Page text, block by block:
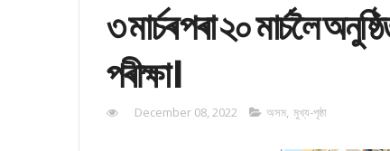
৩ মাৰ্চৰ পৰা ২০ মাৰ্চলৈ
পৰীক্ষা।
December 08, 2022 অসম, মুখ্য-পৃষ্ঠা